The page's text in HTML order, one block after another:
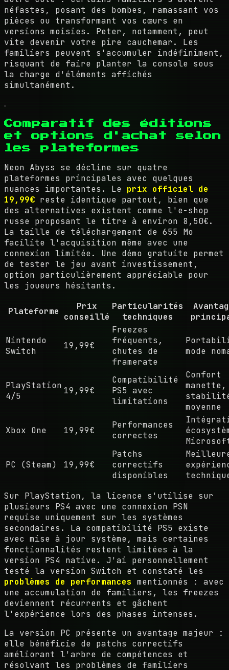
néfastes, posant des bombes, ramassant vos
pièces ou transformant vos cœurs en
versions moisies. Peter, notamment, peut
vite devenir votre pire cauchemar. Les
familiers peuvent s'accumuler indéfiniment,
risquant de faire planter la console sous
la charge d'éléments affichés
simultanément.
Comparatif des éditions
et options d'achat selon
les plateformes
Neon Abyss se décline sur quatre
plateformes principales avec quelques
nuances importantes. Le prix officiel de
19,99€ reste identique partout, bien que
des alternatives existent comme l'e-shop
russe proposant le titre à environ 8,50€.
La taille de téléchargement de 655 Mo
facilite l'acquisition même avec une
connexion limitée. Une démo gratuite permet
de tester le jeu avant investissement,
option particulièrement appréciable pour
les joueurs hésitants.
Plateforme
Prix
conseillé
Particularités
techniques
Nintendo
Switch
19,99€
Freezes
fréquents,
chutes de
framerate
mode
PlayStation
4/5
19,99€
Compatibilité
PS5 avec
limitations
Confort
manette,
moyenne
Xbox One 19,99€
Performances
correctes
PC (Steam) 19,99€
Patchs
correctifs
disponibles
Sur PlayStation, la licence s'utilise sur
plusieurs PS4 avec une connexion PSN
requise uniquement sur les systèmes
secondaires. La compatibilité PS5 existe
avec mise à jour système, mais certaines
fonctionnalités restent limitées à la
version PS4 native. J'ai personnellement
testé la version Switch et constaté les
problèmes de performances mentionnés : avec
une accumulation de familiers, les freezes
deviennent récurrents et gâchent
l'expérience lors des phases intenses.
La version PC présente un avantage majeur :
elle bénéficie de patchs correctifs
améliorant l'arbre de compétences et
résolvant les problèmes de familiers